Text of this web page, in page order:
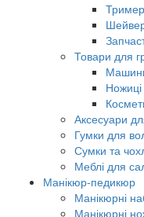
Товари для
Ножиці
Аксесуари
Гумки для
Сумки та
Меблі для
Манікюр-педикюр
Манікюрні
Манікюрні